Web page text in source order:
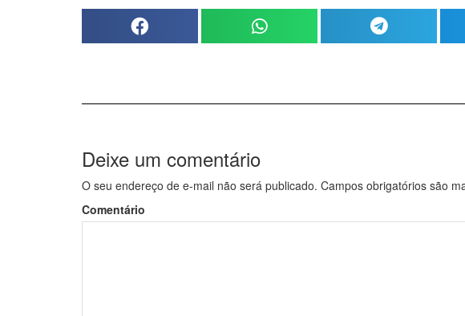
Deixe um comentário
O seu endereço de e-mail não será publicado. Campos obrigatórios são
Comentário